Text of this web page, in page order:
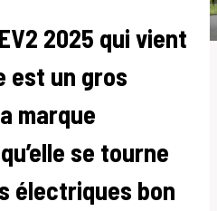
2025 qui vient
est un gros
marque
se tourne
électriques bon